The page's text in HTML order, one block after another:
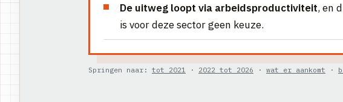
De uitweg loopt via arbeidsproductiviteit, en
is voor deze sector geen keuze.
Springen naar: tot 2021 · 2022 tot 2026 · wat er aankomt ·